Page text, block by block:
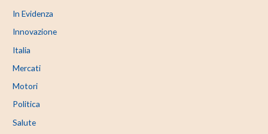
In Evidenza
Innovazione
Italia
Mercati
Motori
Politica
Salute